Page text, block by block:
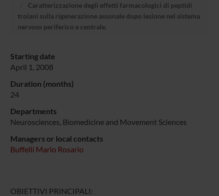
Caratterizzazione degli effetti farmacologici di peptidi
troiani sulla rigenerazione assonale dopo lesione nel sistema
nervoso periferico e centrale.
Starting date
April 1, 2008
Duration (months)
24
Departments
Neurosciences, Biomedicine and Movement Sciences
Managers or local contacts
Buffelli Mario Rosario
OBIETTIVI PRINCIPALI: